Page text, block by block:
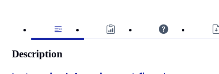
Description